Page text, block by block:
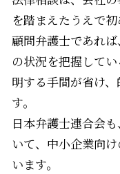
を踏まえたうえで初
顧問弁護士であれ
の状況を把握して
明する手間が省け
す。
日本弁護士連合会
いて、中小企業向
います。